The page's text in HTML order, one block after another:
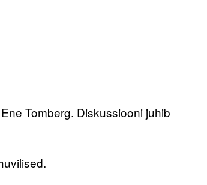
Tomberg. Diskussiooni juhib